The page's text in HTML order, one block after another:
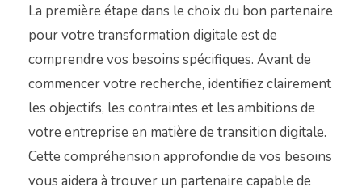
La première étape dans le choix du bon partenaire
pour votre transformation digitale est de
comprendre vos besoins spécifiques. Avant de
commencer votre recherche, identifiez clairement
les objectifs, les contraintes et les ambitions de
votre entreprise en matière de transition digitale.
Cette compréhension approfondie de vos besoins
vous aidera à trouver un partenaire capable de